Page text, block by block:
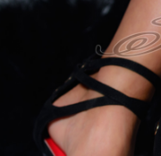
Надграждащи
Пигменти
Материали за
НОВИНИ
КОНТАКТИ